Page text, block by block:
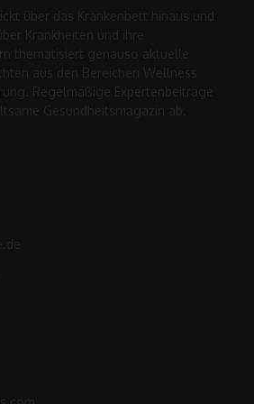
über das Krankenbett hinaus und
Krankheiten und ihre
thematisiert genauso aktuelle
aus den Bereichen Wellness
Regelmäßige Expertenbeiträge
Gesundheitsmagazin ab.